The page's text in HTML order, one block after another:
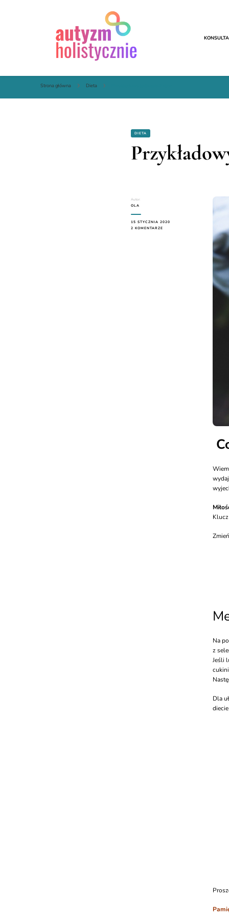
Autyzm Holistycznie
Autyzm Holistycznie
Strona główna Dieta
DIETA
Autor:
OLA
15 STYCZNIA 2020
2 KOMENTARZE
Na
z
Jeśli
Dla